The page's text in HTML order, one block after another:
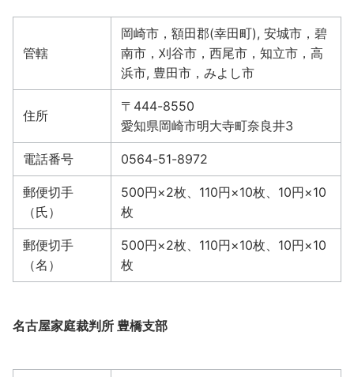
管轄
岡崎市，額田郡(幸田町), 安城市，碧
南市，刈谷市，西尾市，知立市，高
浜市, 豊田市，みよし市
住所
〒444-8550
愛知県岡崎市明大寺町奈良井3
電話番号 0564-51-8972
郵便切手
（氏）
500円×2枚、110円×10枚、10円×10
枚
郵便切手
（名）
500円×2枚、110円×10枚、10円×10
枚
名古屋家庭裁判所 豊橋支部